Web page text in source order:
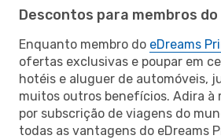
Descontos para membros
Enquanto membro do eDreams
ofertas exclusivas e poupar em
hotéis e aluguer de automóveis,
muitos outros benefícios. Adira à
por subscrição de viagens do
todas as vantagens do eDreams